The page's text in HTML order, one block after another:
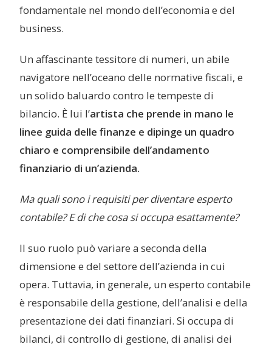
fondamentale nel mondo dell’economia e del
business.
Un affascinante tessitore di numeri, un abile
navigatore nell’oceano delle normative fiscali, e
un solido baluardo contro le tempeste di
bilancio. È lui l’artista che prende in mano le
linee guida delle finanze e dipinge un quadro
chiaro e comprensibile dell’andamento
finanziario di un’azienda.
Ma quali sono i requisiti per diventare esperto
contabile? E di che cosa si occupa esattamente?
Il suo ruolo può variare a seconda della
dimensione e del settore dell’azienda in cui
opera. Tuttavia, in generale, un esperto contabile
è responsabile della gestione, dell’analisi e della
presentazione dei dati finanziari. Si occupa di
bilanci, di controllo di gestione, di analisi dei